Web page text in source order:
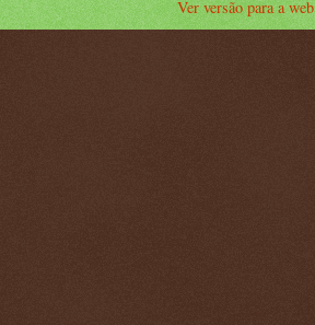
Ver versão para a web